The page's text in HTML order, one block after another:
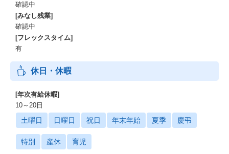
確認中
[みなし残業]
確認中
[フレックスタイム]
有
休日・休暇
[年次有給休暇]
10～20日
土曜日 日曜日 祝日 年末年始 夏季 慶弔
特別 産休 育児